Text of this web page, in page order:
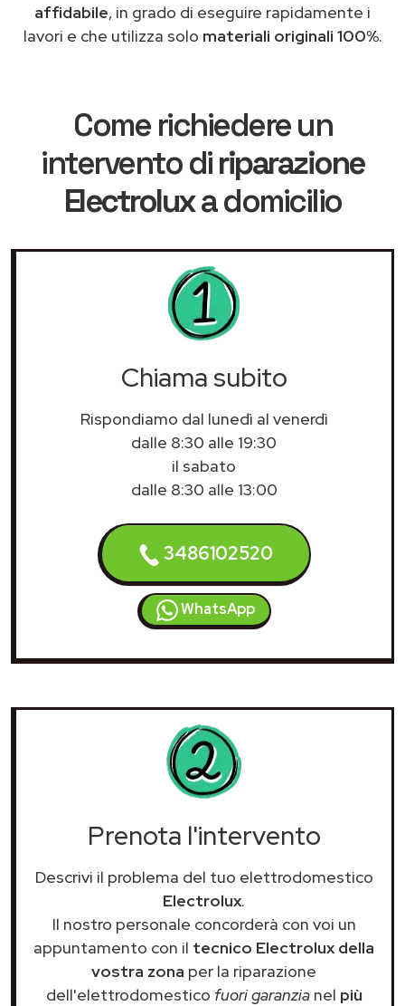
affidabile, in grado di eseguire rapidamente i
lavori e che utilizza solo materiali originali 100%.
Come richiedere un
intervento diriparazione
Electroluxa domicilio
Chiama subito
Rispondiamo dal lunedì al venerdì
dalle 8:30 alle 19:30
il sabato
dalle 8:30 alle 13:00
3486102520
WhatsApp
Prenota l'intervento
Descrivi il problema del tuo elettrodomestico
Electrolux.
Il nostro personale concorderà con voi un
appuntamento con il tecnico Electrolux della
vostra zona per la riparazione
dell'elettrodomestico fuori garanzianel più